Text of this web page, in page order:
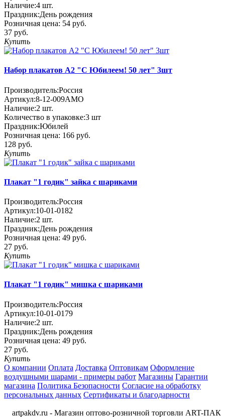
Наличие:4 шт.
Праздник:День рождения
Розничная цена: 54 руб.
37 руб.
Купить
Набор плакатов А2 "С Юбилеем! 50 лет" 3шт
Производитель:Россия
Артикул:8-12-009АМО
Наличие:2 шт.
Количество в упаковке:3 шт
Праздник:Юбилей
Розничная цена: 166 руб.
128 руб.
Купить
Плакат "1 годик" зайка с шариками
Производитель:Россия
Артикул:10-01-0182
Наличие:2 шт.
Праздник:День рождения
Розничная цена: 49 руб.
27 руб.
Купить
Плакат "1 годик" мишка с шариками
Производитель:Россия
Артикул:10-01-0179
Наличие:2 шт.
Праздник:День рождения
Розничная цена: 49 руб.
27 руб.
Купить
О компании Оплата Доставка Оптовикам Оформление
воздушными шарами - примеры работ Магазины Гарантии
магазина Политика Безопасности Согласие на обработку
персональных данных Сертификаты и благодарности
artpakdv.ru - Магазин оптово-розничной торговли ART-ПАК